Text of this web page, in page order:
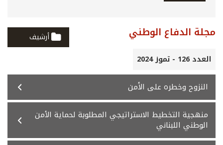
مجلة الدفاع الوطني
أرشيف
العدد 126 - تموز 2024
النزوح وخطره على الأمن
ﻣﻨﻬﺠﻴﺔ اﻟﺘﺨﻄﻴﻂ اﻻﺳﺘﺮاﺗﻴﺠﻲ اﻟﻤﻄﻠﻮﺑﺔ ﻟﺤﻤﺎﻳﺔ اﻷﻣﻦ
اﻟﻮﻃﻨﻲ اﻟﻠﺒﻨﺎﻧﻲ